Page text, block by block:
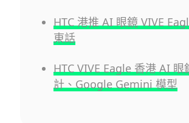
HTC 港推 AI 眼鏡 VIVE
東話
HTC VIVE Eagle 香港 AI
計、Google Gemini 模型